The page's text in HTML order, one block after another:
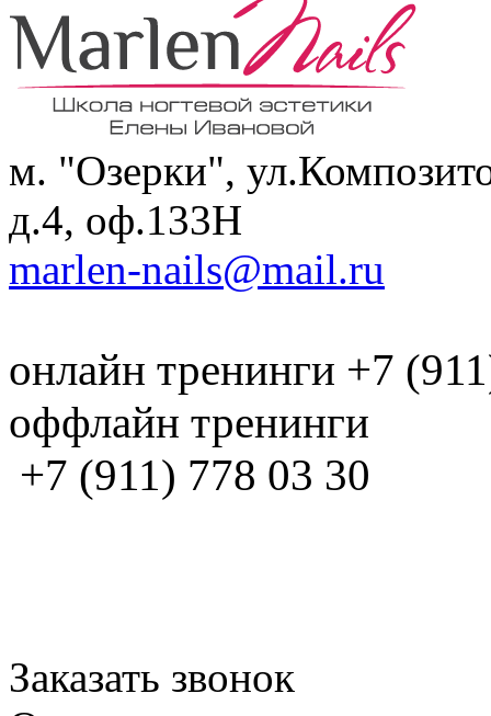
м. "Озерки",
д.4, оф.133H
marlen-nails@mail.ru
онлайн тренинги +7
оффлайн тренинги
+7 (911) 778 03 30
Заказать звонок